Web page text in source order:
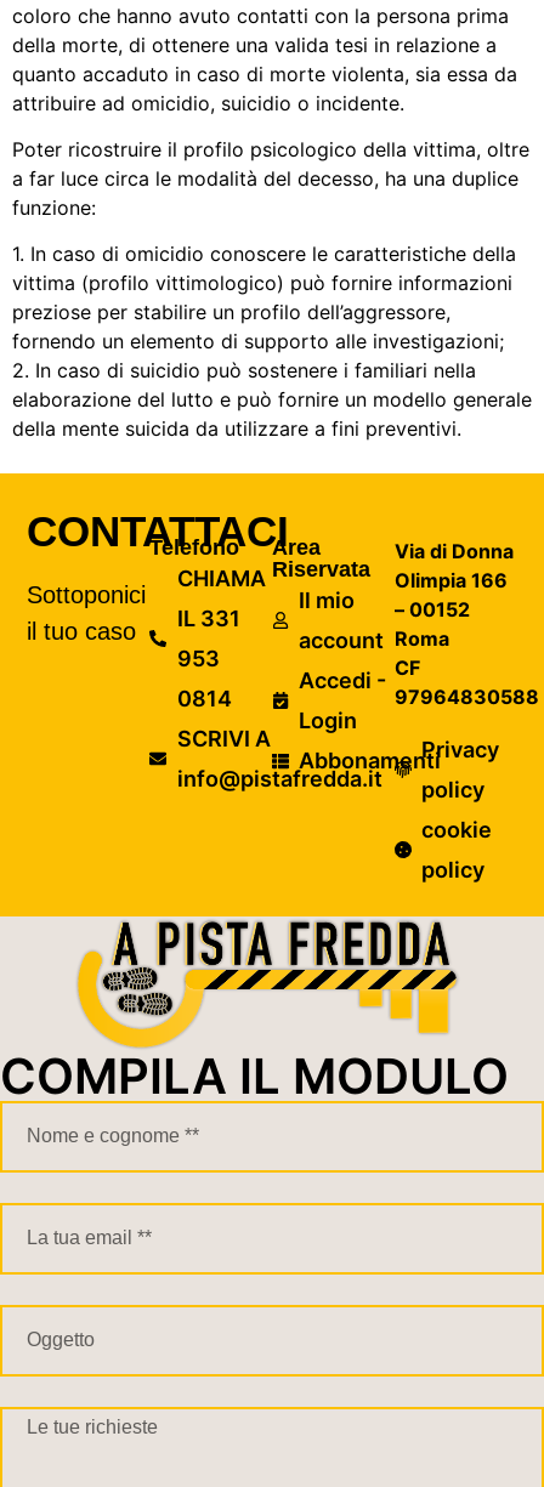
coloro che hanno avuto contatti con la persona prima
della morte, di ottenere una valida tesi in relazione a
quanto accaduto in caso di morte violenta, sia essa da
attribuire ad omicidio, suicidio o incidente.
Poter ricostruire il profilo psicologico della vittima, oltre
a far luce circa le modalità del decesso, ha una duplice
funzione:
1. In caso di omicidio conoscere le caratteristiche della
vittima (profilo vittimologico) può fornire informazioni
preziose per stabilire un profilo dell’aggressore,
fornendo un elemento di supporto alle investigazioni;
2. In caso di suicidio può sostenere i familiari nella
elaborazione del lutto e può fornire un modello generale
della mente suicida da utilizzare a fini preventivi.
CONTATTACI
Sottoponici
il tuo caso
Telefono
CHIAMA
IL 331
953
0814
SCRIVI A
info@pistafredda.it
Area
Riservata
Il mio
account
Accedi -
Login
Abbonamenti
Via di Donna
Olimpia 166
– 00152
Roma
CF
97964830588
Privacy
policy
cookie
policy
COMPILA IL MODULO